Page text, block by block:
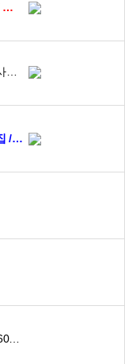
5톤윙바디 간선 기사모집합니다./ 주5일근무 / 초기비용X / 상하차X / 초보가능 /
지입차문의(업체) 및 지입기사모집 / 1톤~5톤 상담 / 진성종합물류
삼성전자 반도체완제품/1톤냉탑/600만매출/화성평택,천안~근거리 및 인천공항/9~18시/꿀매물